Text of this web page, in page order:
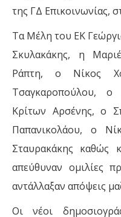
της ΓΔ Επικοινωνίας,
Τα Μέλη του ΕΚ
Σκυλακάκης, η
Ράπτη, ο Νίκος
Τσαγκαροπούλου, ο
Κρίτων Αρσένης, ο
Παπανικολάου, ο
Σταυρακάκης καθώς
απεύθυναν ομιλίες
αντάλλαξαν απόψεις
Οι νέοι